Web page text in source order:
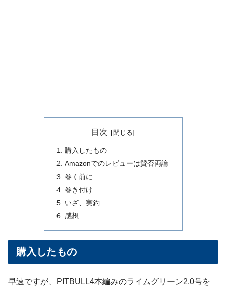
目次
購入したもの
Amazonでのレビューは賛否両論
巻く前に
巻き付け
いざ、実釣
感想
購入したもの
早速ですが、PITBULL4本編みのライムグリーン2.0号を